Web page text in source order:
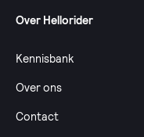
Over Hellorider
Kennisbank
Over ons
Contact